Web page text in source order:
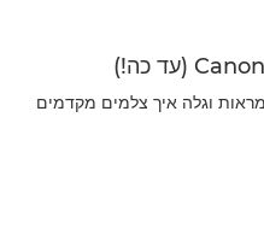
וגלה איך צלמים מקדמים